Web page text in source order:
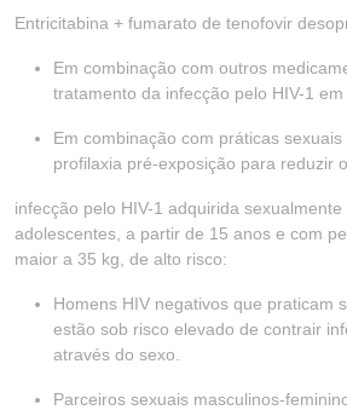
Entricitabina + fumarato de tenofovir
Em combinação com outros
tratamento da infecção pelo HIV-1 em
Em combinação com práticas
profilaxia pré-exposição para reduzir
infecção pelo HIV-1 adquirida
adolescentes, a partir de 15 anos e com
maior a 35 kg, de alto risco:
Homens HIV negativos que praticam
estão sob risco elevado de contrair
através do sexo.
Parceiros sexuais masculinos-